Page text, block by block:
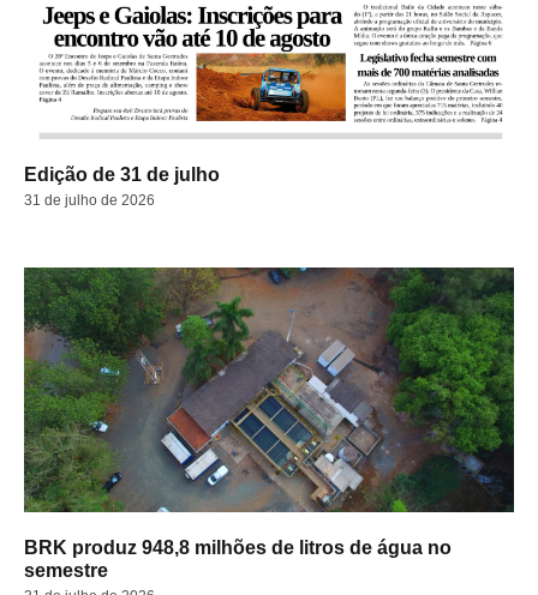
Edição de 31 de julho
31 de julho de 2026
BRK produz 948,8 milhões de litros de água no
semestre